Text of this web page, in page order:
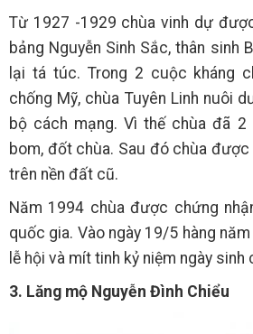
Từ 1927 -1929 chùa vinh dự
bảng Nguyễn Sinh Sắc, thân sinh
lại tá túc. Trong 2 cuộc kháng
chống Mỹ, chùa Tuyên Linh nuôi
bộ cách mạng. Vì thế chùa đã 2
bom, đốt chùa. Sau đó chùa
trên nền đất cũ.
Năm 1994 chùa được chứng
quốc gia. Vào ngày 19/5 hàng
lễ hội và mít tinh kỷ niệm ngày sinh
3. Lăng mộ Nguyễn Đình Chiểu